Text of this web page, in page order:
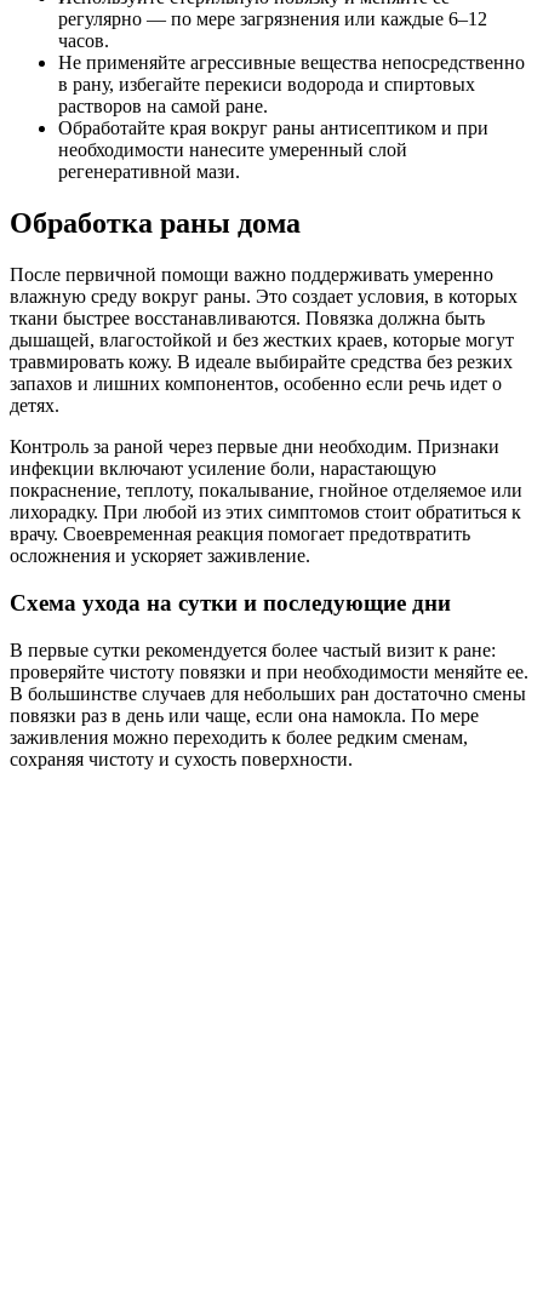
регулярно — по мере загрязнения или каждые 6–12
часов.
Не применяйте агрессивные вещества непосредственно
в рану, избегайте перекиси водорода и спиртовых
растворов на самой ране.
Обработайте края вокруг раны антисептиком и при
необходимости нанесите умеренный слой
регенеративной мази.
Обработка раны дома
После первичной помощи важно поддерживать умеренно
влажную среду вокруг раны. Это создает условия, в которых
ткани быстрее восстанавливаются. Повязка должна быть
дышащей, влагостойкой и без жестких краев, которые могут
травмировать кожу. В идеале выбирайте средства без резких
запахов и лишних компонентов, особенно если речь идет о
детях.
Контроль за раной через первые дни необходим. Признаки
инфекции включают усиление боли, нарастающую
покраснение, теплоту, покалывание, гнойное отделяемое или
лихорадку. При любой из этих симптомов стоит обратиться к
врачу. Своевременная реакция помогает предотвратить
осложнения и ускоряет заживление.
Схема ухода на сутки и последующие дни
В первые сутки рекомендуется более частый визит к ране:
проверяйте чистоту повязки и при необходимости меняйте ее.
В большинстве случаев для небольших ран достаточно смены
повязки раз в день или чаще, если она намокла. По мере
заживления можно переходить к более редким сменам,
сохраняя чистоту и сухость поверхности.